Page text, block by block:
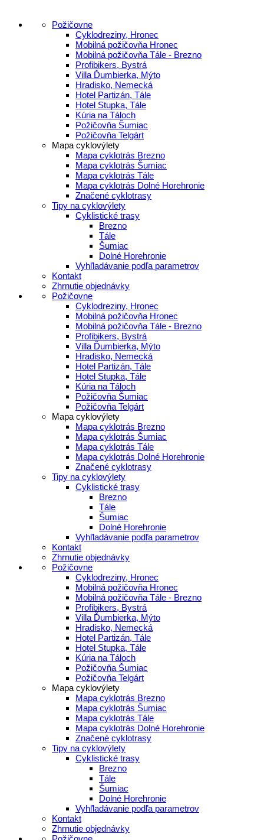
Požičovne
Cyklodreziny, Hronec
Mobilná požičovňa Hronec
Mobilná požičovňa Tále - Brezno
Profibikers, Bystrá
Villa Ďumbierka, Mýto
Hradisko, Nemecká
Hotel Partizán, Tále
Hotel Stupka, Tále
Kúria na Táloch
Požičovňa Šumiac
Požičovňa Telgárt
Mapa cyklovýlety
Mapa cyklotrás Brezno
Mapa cyklotrás Šumiac
Mapa cyklotrás Tále
Mapa cyklotrás Dolné Horehronie
Značené cyklotrasy
Tipy na cyklovýlety
Cyklistické trasy
Brezno
Tále
Šumiac
Dolné Horehronie
Vyhľladávanie podľa parametrov
Kontakt
Zhrnutie objednávky
Požičovne
Cyklodreziny, Hronec
Mobilná požičovňa Hronec
Mobilná požičovňa Tále - Brezno
Profibikers, Bystrá
Villa Ďumbierka, Mýto
Hradisko, Nemecká
Hotel Partizán, Tále
Hotel Stupka, Tále
Kúria na Táloch
Požičovňa Šumiac
Požičovňa Telgárt
Mapa cyklovýlety
Mapa cyklotrás Brezno
Mapa cyklotrás Šumiac
Mapa cyklotrás Tále
Mapa cyklotrás Dolné Horehronie
Značené cyklotrasy
Tipy na cyklovýlety
Cyklistické trasy
Brezno
Tále
Šumiac
Dolné Horehronie
Vyhľladávanie podľa parametrov
Kontakt
Zhrnutie objednávky
Požičovne
Cyklodreziny, Hronec
Mobilná požičovňa Hronec
Mobilná požičovňa Tále - Brezno
Profibikers, Bystrá
Villa Ďumbierka, Mýto
Hradisko, Nemecká
Hotel Partizán, Tále
Hotel Stupka, Tále
Kúria na Táloch
Požičovňa Šumiac
Požičovňa Telgárt
Mapa cyklovýlety
Mapa cyklotrás Brezno
Mapa cyklotrás Šumiac
Mapa cyklotrás Tále
Mapa cyklotrás Dolné Horehronie
Značené cyklotrasy
Tipy na cyklovýlety
Cyklistické trasy
Brezno
Tále
Šumiac
Dolné Horehronie
Vyhľladávanie podľa parametrov
Kontakt
Zhrnutie objednávky